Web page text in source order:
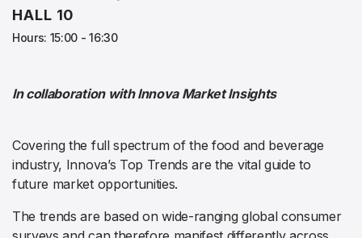
HALL 10
Hours: 15:00 - 16:30
In collaboration with Innova Market Insights
Covering the full spectrum of the food and beverage
industry, Innova’s Top Trends are the vital guide to
future market opportunities.
The trends are based on wide-ranging global consumer